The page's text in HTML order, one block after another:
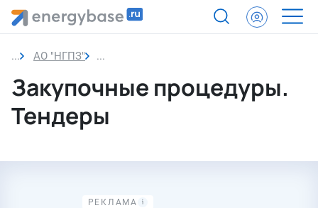
АО "НГПЗ" Закупки компании
Закупочные процедуры.
Тендеры